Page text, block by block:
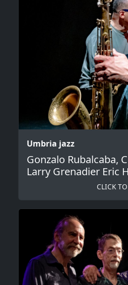
Umbria jazz
Gonzalo Rubalcaba,
Larry Grenadier Eric
CLICK